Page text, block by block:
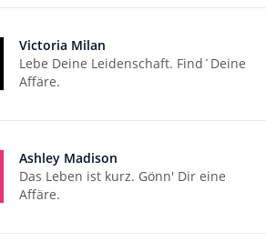
Victoria Milan
Lebe Deine Leidenschaft. Find´Deine
Affäre.
Ashley Madison
Das Leben ist kurz. Gönn' Dir eine
Affäre.